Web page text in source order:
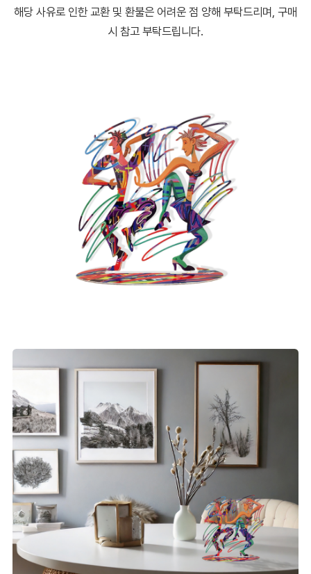
해당 사유로 인한 교환 및 환불은 어려운 점 양해 부탁드리며, 구매
시 참고 부탁드립니다.